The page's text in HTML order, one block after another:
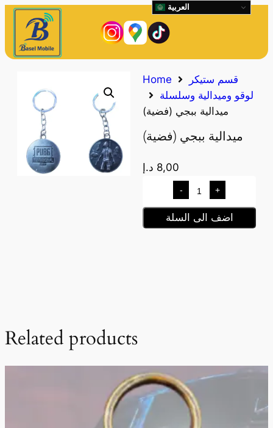
Home
قسم ستيكر
لوقو وميدالية وسلسلة
ميدالية ببجي (فضية)
ميدالية ببجي (فضية)
8,00 د.إ
- +
اضف الى السلة
Related products
العربية